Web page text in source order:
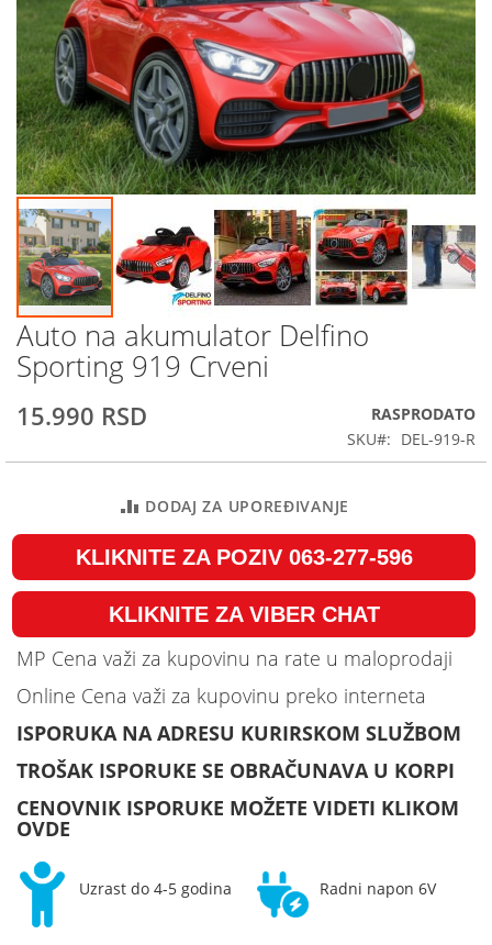
Skip
to
the
of
images
Auto na akumulator Delfino
Sporting 919 Crveni
15.990 RSD
RASPRODATO
SKU
DEL-919-R
DODAJ ZA UPOREĐIVANJE
KLIKNITE ZA POZIV 063-277-596
KLIKNITE ZA VIBER CHAT
MP Cena važi za kupovinu na rate u maloprodaji
Online Cena važi za kupovinu preko interneta
ISPORUKA NA ADRESU KURIRSKOM SLUŽBOM
TROŠAK ISPORUKE SE OBRAČUNAVA U KORPI
CENOVNIK ISPORUKE MOŽETE VIDETI KLIKOM
OVDE
Uzrast do 4-5 godina Radni napon 6V